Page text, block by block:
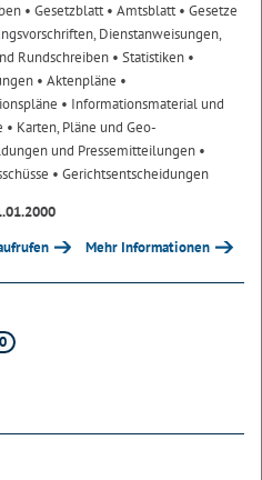
• Gesetzblatt• Amtsblatt• Gesetze
Dienstanweisungen,
Rundschreiben • Statistiken •
• Aktenpläne •
• Informationsmaterial und
• Karten, Pläne und Geo-
und Pressemitteilungen •
• Gerichtsentscheidungen
Mehr Informationen